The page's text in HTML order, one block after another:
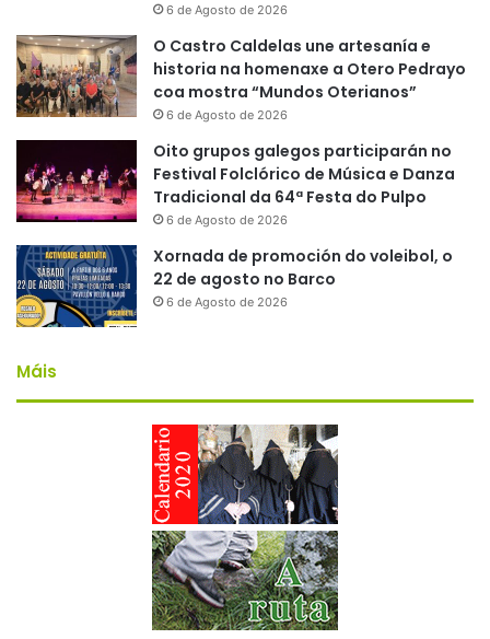
6 de Agosto de 2026
O Castro Caldelas une artesanía e
historia na homenaxe a Otero Pedrayo
coa mostra “Mundos Oterianos”
6 de Agosto de 2026
Oito grupos galegos participarán no
Festival Folclórico de Música e Danza
Tradicional da 64ª Festa do Pulpo
6 de Agosto de 2026
Xornada de promoción do voleibol, o
22 de agosto no Barco
6 de Agosto de 2026
Máis